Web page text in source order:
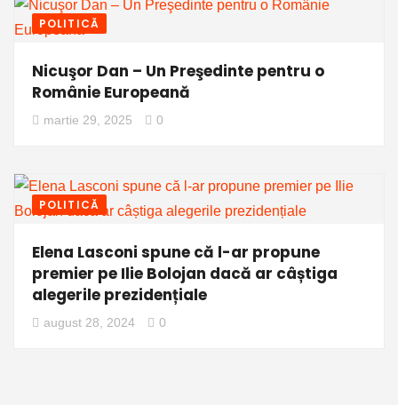
POLITICĂ
Nicuşor Dan – Un Preşedinte pentru o
Românie Europeană
martie 29, 2025 0
POLITICĂ
Elena Lasconi spune că l-ar propune
premier pe Ilie Bolojan dacă ar câștiga
alegerile prezidențiale
august 28, 2024 0